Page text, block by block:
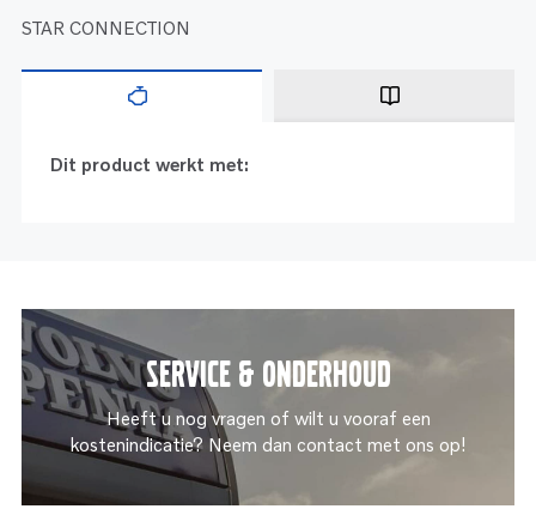
STAR CONNECTION
Dit product werkt met:
Service & onderhoud
Heeft u nog vragen of wilt u vooraf een
kostenindicatie? Neem dan contact met ons op!